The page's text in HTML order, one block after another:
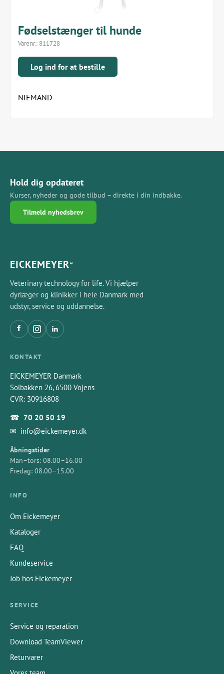
Fødselstænger til hunde
Varenr.: 811728
Log ind for at bestille
NIEMAND
Hold dig opdateret
Kurser, nyheder og gode tilbud – direkte i din indbakke.
Tilmeld nyhedsbrev
EICKEMEYER®
Veterinary technology for life. Vi hjælper
dyrlæger og klinikker i hele Danmark med
udstyr, service og uddannelse.
KONTAKT
EICKEMEYER Danmark
Solbakken 26, 6500 Vojens
CVR: 30916808
☎ 70 20 50 19
✉ info@eickemeyer.dk
Åbningstider
Man–tors: 08.00–16.00
Fredag: 08.00–15.00
INFO
Om Eickemeyer
Kataloger
FAQ
Kundeservice
Job hos Eickemeyer
SERVICE
Service og reparation
Download TeamViewer
Returvarer